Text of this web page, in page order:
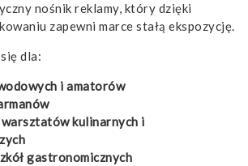
nośnik reklamy, który dzięki
zapewni marce stałą ekspozycję.
dla:
i amatorów
kulinarnych i
gastronomicznych